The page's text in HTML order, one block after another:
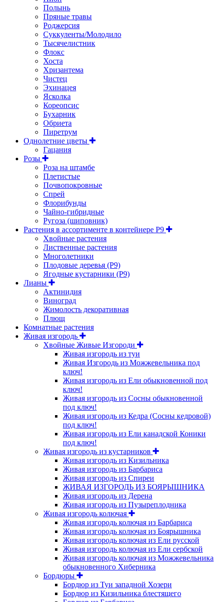
Полынь
Пряные травы
Роджерсия
Суккуленты/Молодило
Тысячелистник
Флокс
Хоста
Хризантема
Чистец
Эхинацея
Ясколка
Кореопсис
Бухарник
Обриета
Пиретрум
Однолетние цветы
Гацания
Розы
Роза на штамбе
Плетистые
Почвопокровные
Спрей
Флорибунды
Чайно-гибридные
Ругоза (шиповник)
Растения в ассортименте в контейнере P9
Хвойные растения
Лиственные растения
Многолетники
Плодовые деревья (Р9)
Ягодные кустарники (Р9)
Лианы
Актинидия
Виноград
Жимолость декоративная
Плющ
Комнатные растения
Живая изгородь
Хвойные Живые Изгороди
Живая изгородь из туи
Живая Изгородь из Можжевельника под
ключ!
Живая изгородь из Ели обыкновенной под
ключ!
Живая изгородь из Сосны обыкновенной
под ключ!
Живая изгородь из Кедра (Сосны кедровой)
под ключ!
Живая изгородь из Ели канадской Коники
под ключ!
Живая изгородь из кустарников
Живая изгородь из Кизильника
Живая изгородь из Барбариса
Живая изгородь из Спиреи
ЖИВАЯ ИЗГОРОДЬ ИЗ БОЯРЫШНИКА
Живая изгородь из Дерена
Живая изгородь из Пузыреплодника
Живая изгородь колючая
Живая изгородь колючая из Барбариса
Живая изгородь колючая из Боярышника
Живая изгородь колючая из Ели русской
Живая изгородь колючая из Ели сербской
Живая изгородь колючая из Можжевельника
обыкновенного Хиберника
Бордюры
Бордюр из Туи западной Хозери
Бордюр из Кизильника блестящего